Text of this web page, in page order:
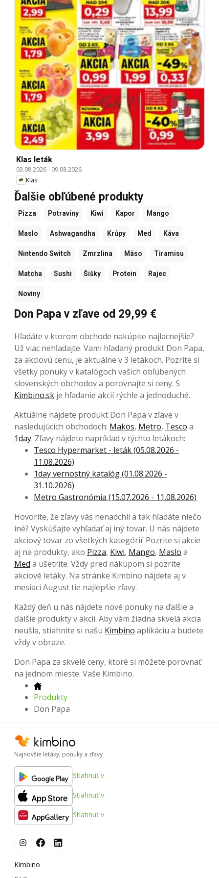
Klas leták
03.08.2026- 09.08.2026
Klas
Ďalšie obľúbené produkty
Pizza Potraviny Kiwi Kapor Mango
Maslo Ashwagandha Krúpy Med Káva
Nintendo Switch Zmrzlina Mäso Tiramisu
Matcha Sushi Šišky Protein Rajec
Noviny
Don Papa v zľave od 29,99 €
Hľadáte v ktorom obchode nakúpite najlacnejšie?
Už viac nehľadajte. Vami hľadaný produkt Don Papa,
za akciovú cenu, je aktuálne v 3 letákoch. Pozrite si
všetky ponuky v katalógoch vašich obľúbených
slovenských obchodov a porovnajte si ceny. S
Kimbino.sk je hľadanie akcií rýchle a jednoduché.
Aktuálne nájdete produkt Don Papa v zľave v
nasledujúcich obchodoch: Makos, Metro, Tesco a
1day. Zľavy nájdete napríklad v týchto letákoch:
Tesco Hypermarket - leták (05.08.2026 -
11.08.2026)
1day vernostný katalóg (01.08.2026 -
31.10.2026)
Metro Gastronómia (15.07.2026 - 11.08.2026)
Hovoríte, že zľavy vás nenadchli a tak hľadáte niečo
iné? Vyskúšajte vyhľadať aj iný tovar. U nás nájdete
akciový tovar zo všetkých kategórií. Pozrite si akcie
aj na produkty, ako Pizza, Kiwi, Mango, Maslo a
Med a ušetrite. Vždy pred nákupom si pozrite
akciové letáky. Na stránke Kimbino nájdete aj v
mesiaci August tie najlepšie zľavy.
Každý deň u nás nájdete nové ponuky na ďalšie a
ďalšie produkty v akcii. Aby vám žiadna skvelá akcia
neušla, stiahnite si našu Kimbino aplikáciu a budete
vždy v obraze.
Don Papa za skvelé ceny, ktoré si môžete porovnať
na jednom mieste. Vaše Kimbino.
Produkty
Don Papa
Najnovšie letáky, ponuky a zľavy
Stiahnuť v
Stiahnuť v
Stiahnuť v
Kimbino